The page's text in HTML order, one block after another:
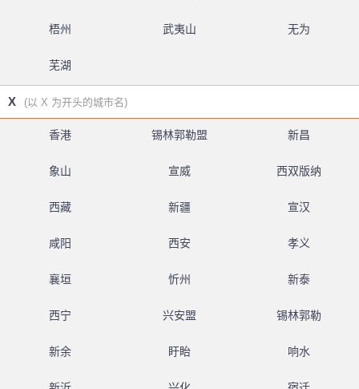
梧州 武夷山 无为
芜湖
X (以 X 为开头的城市名)
香港 锡林郭勒盟 新昌
象山 宣威 西双版纳
西藏 新疆 宣汉
咸阳 西安 孝义
襄垣 忻州 新泰
西宁 兴安盟 锡林郭勒
新余 盱眙 响水